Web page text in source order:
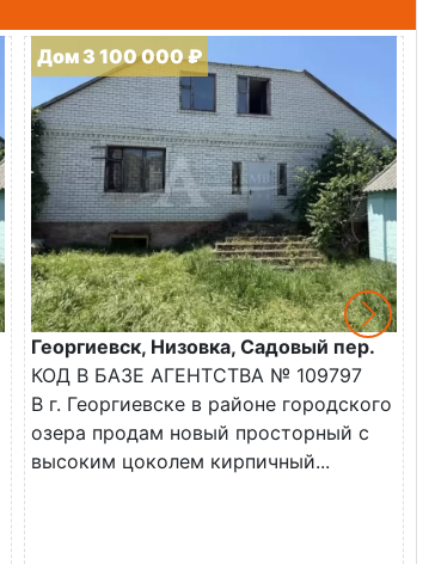
Дом 3 100 000 ₽
Георгиевск, Низовка, Садовый пер.
КОД В БАЗЕ АГЕНТСТВА № 109797
В г. Георгиевске в районе городского
озера продам новый просторный с
высоким цоколем кирпичный...